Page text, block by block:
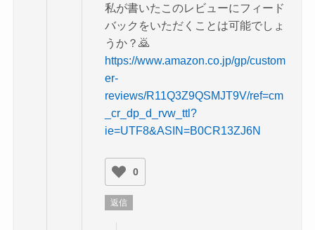
私が書いたこのレビューにフィード
バックをいただくことは可能でしょ
うか？🙇
https://www.amazon.co.jp/gp/custom
er-
reviews/R11Q3Z9QSMJT9V/ref=cm
_cr_dp_d_rvw_ttl?
ie=UTF8&ASIN=B0CR13ZJ6N
0
返信